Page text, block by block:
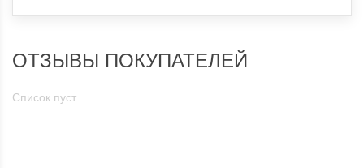
ОТЗЫВЫ ПОКУПАТЕЛЕЙ
Список пуст